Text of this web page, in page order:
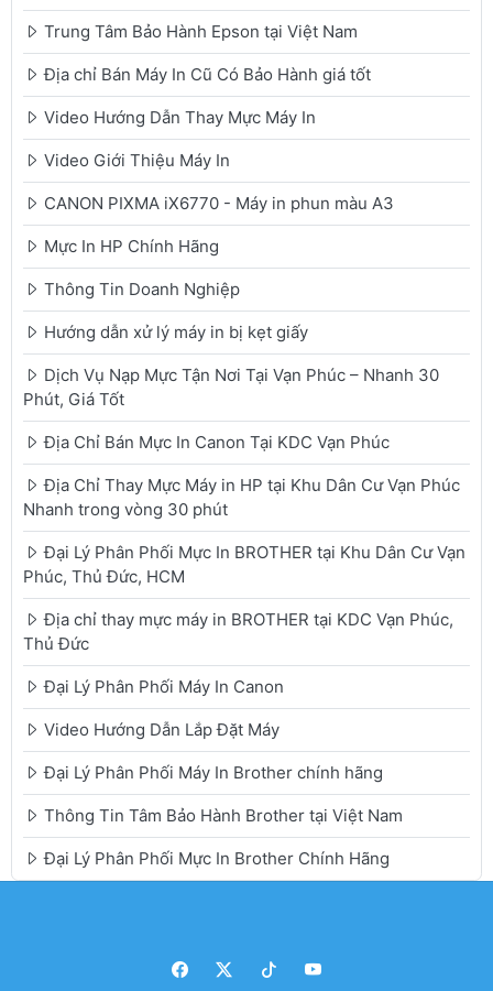
Trung Tâm Bảo Hành Epson tại Việt Nam
Địa chỉ Bán Máy In Cũ Có Bảo Hành giá tốt
Video Hướng Dẫn Thay Mực Máy In
Video Giới Thiệu Máy In
CANON PIXMA iX6770 - Máy in phun màu A3
Mực In HP Chính Hãng
Thông Tin Doanh Nghiệp
Hướng dẫn xử lý máy in bị kẹt giấy
Dịch Vụ Nạp Mực Tận Nơi Tại Vạn Phúc – Nhanh 30
Phút, Giá Tốt
Địa Chỉ Bán Mực In Canon Tại KDC Vạn Phúc
Địa Chỉ Thay Mực Máy in HP tại Khu Dân Cư Vạn Phúc
Nhanh trong vòng 30 phút
Đại Lý Phân Phối Mực In BROTHER tại Khu Dân Cư Vạn
Phúc, Thủ Đức, HCM
Địa chỉ thay mực máy in BROTHER tại KDC Vạn Phúc,
Thủ Đức
Đại Lý Phân Phối Máy In Canon
Video Hướng Dẫn Lắp Đặt Máy
Đại Lý Phân Phối Máy In Brother chính hãng
Thông Tin Tâm Bảo Hành Brother tại Việt Nam
Đại Lý Phân Phối Mực In Brother Chính Hãng